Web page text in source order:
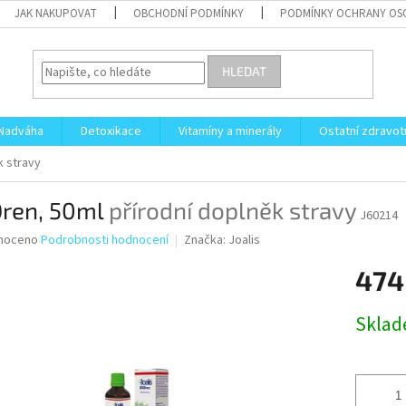
JAK NAKUPOVAT OBCHODNÍ PODMÍNKY PODMÍNKY OCHRANY
HLEDAT
Detoxikace Vitamíny a minerály Ostatní
stravy
50ml přírodní doplněk stravy J60214
Podrobnosti hodnocení Značka: Joalis
cena: